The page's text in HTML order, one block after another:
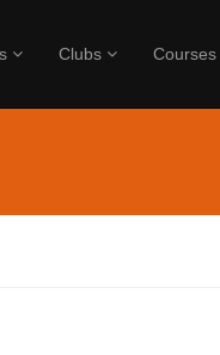
Clubs Courses